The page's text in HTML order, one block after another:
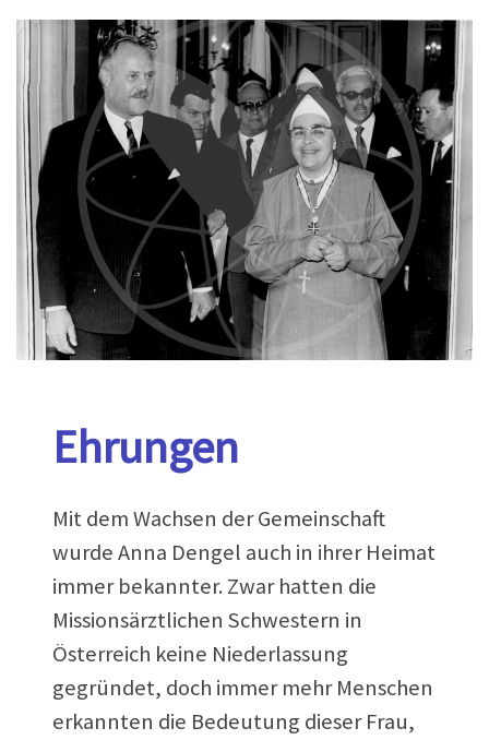
Ehrungen
Mit dem Wachsen der Gemeinschaft
wurde Anna Dengel auch in ihrer Heimat
immer bekannter. Zwar hatten die
Missionsärztlichen Schwestern in
Österreich keine Niederlassung
gegründet, doch immer mehr Menschen
erkannten die Bedeutung dieser Frau,